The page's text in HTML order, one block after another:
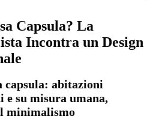
Capsula? La
Incontra un Design
capsula: abitazioni
e su misura umana,
minimalismo